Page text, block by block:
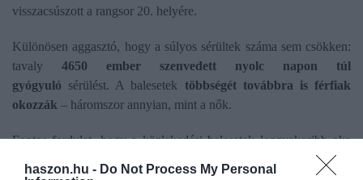
haszon.hu - Do Not Process My Personal
visszacsúszott a rangsor 20. helyére.
Különösen aggasztó, hogy a súlyos sérültek száma sem csökken:
tavaly 4650 ember szenvedett nyolc napon túl
gyógyuló sérülést. A balesetek többségét továbbra is férfiak
okozzák – háromszor annyian, mint a nők.
Fontos fordulat, hogy a közlekedési balesetek leggyakoribb oka
az elsőbbségadás elmulasztása